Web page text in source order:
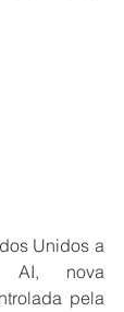
Unidos a
AI, nova
pela